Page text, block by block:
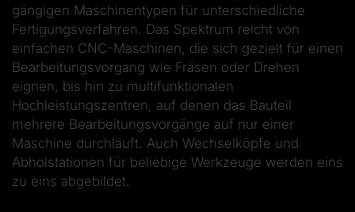
gängigen Maschinentypen für unterschiedliche
Fertigungsverfahren. Das Spektrum reicht von
einfachen CNC-Maschinen, die sich gezielt für einen
Bearbeitungsvorgang wie Fräsen oder Drehen
eignen, bis hin zu multifunktionalen
Hochleistungszentren, auf denen das Bauteil
mehrere Bearbeitungsvorgänge auf nur einer
Maschine durchläuft. Auch Wechselköpfe und
Abholstationen für beliebige Werkzeuge werden eins
zu eins abgebildet.